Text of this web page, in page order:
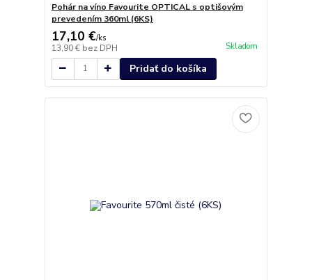
Pohár na víno Favourite OPTICAL s optišovým
prevedením 360ml (6KS)
17,10 €/ks
13,90 € bez DPH Skladom
Pridať do košíka